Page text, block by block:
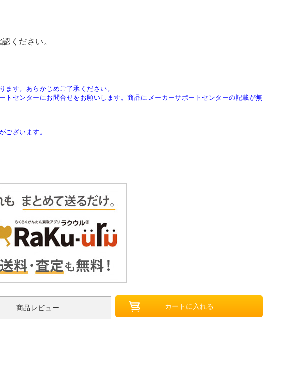
ください。
す。あらかじめご了承ください。
センターにお問合せをお願いします。商品にメーカーサポートセンターの記載が無
ございます。
商品レビュー